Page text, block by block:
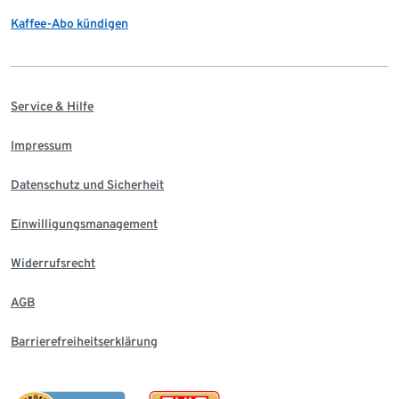
Kaffee-Abo kündigen
Service & Hilfe
Impressum
Datenschutz und Sicherheit
Einwilligungsmanagement
Widerrufsrecht
AGB
Barrierefreiheitserklärung